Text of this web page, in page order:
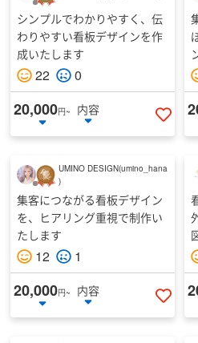
シンプルでわかりやすく、伝
わりやすい看板デザインを作
成いたします
22 0
20,000円~
内容
いい
UMINO DESIGN(umino_hana
)
集客につながる看板デザイン
を、ヒアリング重視で制作い
たします
12 1
20,000円~
内容
いい